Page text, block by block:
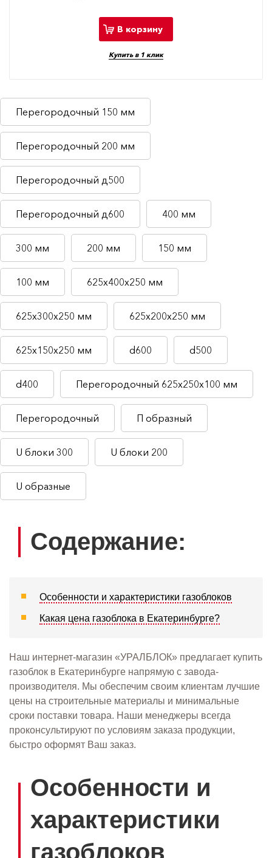
В корзину
Купить в 1 клик
Перегородочный 150 мм
Перегородочный 200 мм
Перегородочный д500
Перегородочный д600 400 мм
300 мм 200 мм 150 мм
100 мм 625х400х250 мм
625х300х250 мм 625х200х250 мм
625х150х250 мм d600 d500
d400 Перегородочный 625х250х100 мм
Перегородочный П образный
U блоки 300 U блоки 200
U образные
Содержание:
Особенности и характеристики газоблоков
Какая цена газоблока в Екатеринбурге?
Наш интернет-магазин «УРАЛБЛОК» предлагает купить
газоблок в Екатеринбурге напрямую с завода-
производителя. Мы обеспечим своим клиентам лучшие
цены на строительные материалы и минимальные
сроки поставки товара. Наши менеджеры всегда
проконсультируют по условиям заказа продукции,
быстро оформят Ваш заказ.
Особенности и
характеристики
газоблоков